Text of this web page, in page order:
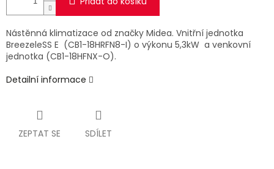
Nástěnná klimatizace od značky Midea. Vnitřní jednotka
BreezeleSS E (CB1-18HRFN8-I) o výkonu 5,3kW a venkovní
jednotka (CB1-18HFNX-O).
Detailní informace
ZEPTAT SE SDÍLET